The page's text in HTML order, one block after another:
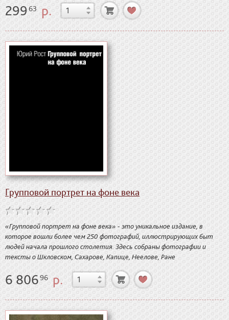
299 63 р.
Групповой портрет на фоне века
«Групповой портрет на фоне века» - это уникальное издание, в
которое вошли более чем 250 фотографий, иллюстрирующих быт
людей начала прошлого столетия. Здесь собраны фотографии и
тексты о Шкловском, Сахарове, Капице, Неелове, Ране
6 80696 р.